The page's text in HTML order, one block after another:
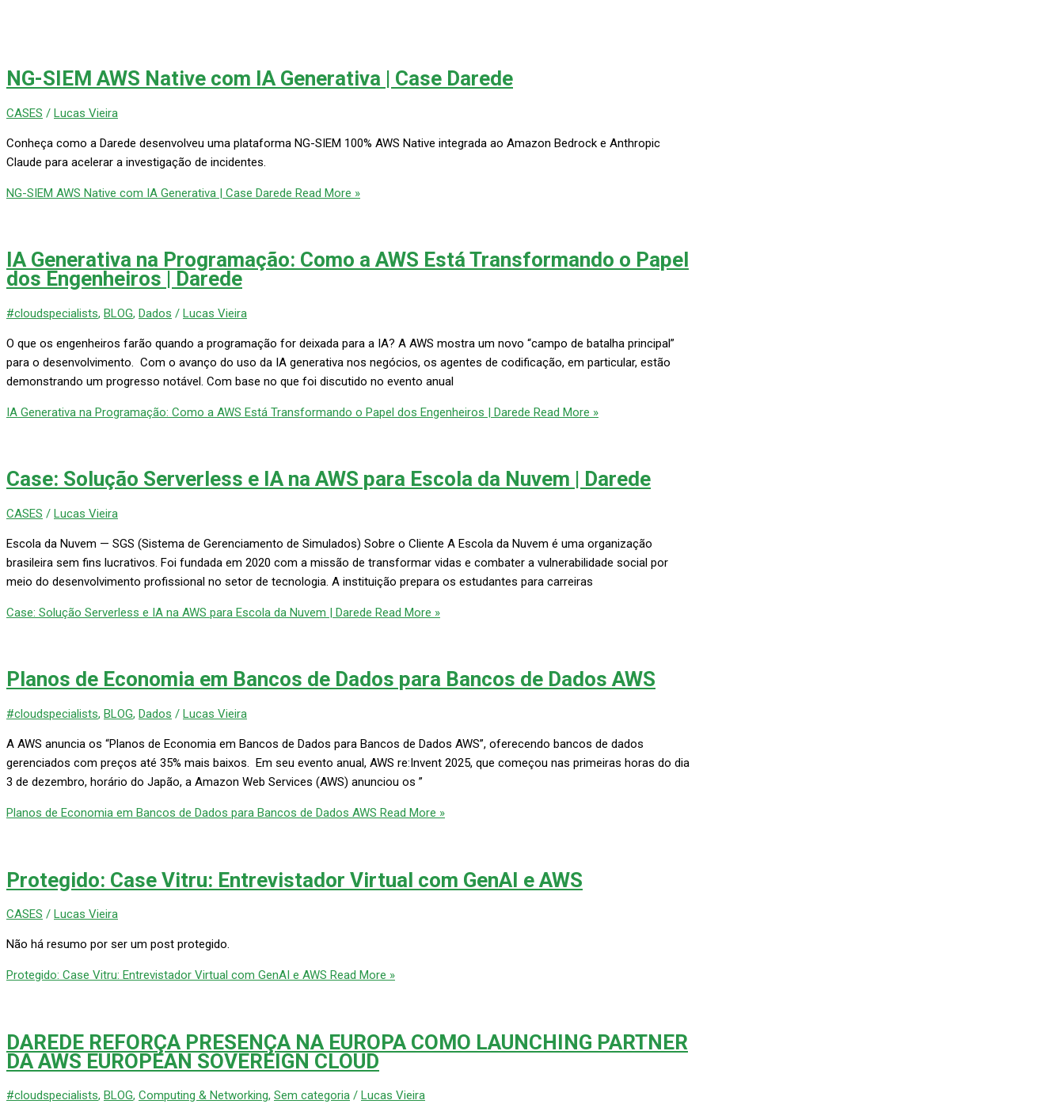
NG-SIEM AWS Native com IA Generativa | Case Darede
CASES / Lucas Vieira
Conheça como a Darede desenvolveu uma plataforma NG-SIEM 100% AWS Native integrada ao Amazon Bedrock e Anthropic
Claude para acelerar a investigação de incidentes.
NG-SIEM AWS Native com IA Generativa | Case Darede Read More »
IA Generativa na Programação: Como a AWS Está Transformando o Papel
dos Engenheiros | Darede
#cloudspecialists, BLOG, Dados / Lucas Vieira
O que os engenheiros farão quando a programação for deixada para a IA? A AWS mostra um novo “campo de batalha principal”
para o desenvolvimento. Com o avanço do uso da IA ​​generativa nos negócios, os agentes de codificação, em particular, estão
demonstrando um progresso notável. Com base no que foi discutido no evento anual
IA Generativa na Programação: Como a AWS Está Transformando o Papel dos Engenheiros | Darede Read More »
Case: Solução Serverless e IA na AWS para Escola da Nuvem | Darede
CASES / Lucas Vieira
Escola da Nuvem — SGS (Sistema de Gerenciamento de Simulados) Sobre o Cliente A Escola da Nuvem é uma organização
brasileira sem fins lucrativos. Foi fundada em 2020 com a missão de transformar vidas e combater a vulnerabilidade social por
meio do desenvolvimento profissional no setor de tecnologia. A instituição prepara os estudantes para carreiras
Case: Solução Serverless e IA na AWS para Escola da Nuvem | Darede Read More »
Planos de Economia em Bancos de Dados para Bancos de Dados AWS
#cloudspecialists, BLOG, Dados / Lucas Vieira
A AWS anuncia os “Planos de Economia em Bancos de Dados para Bancos de Dados AWS”, oferecendo bancos de dados
gerenciados com preços até 35% mais baixos. Em seu evento anual, AWS re:Invent 2025, que começou nas primeiras horas do dia
3 de dezembro, horário do Japão, a Amazon Web Services (AWS) anunciou os ”
Planos de Economia em Bancos de Dados para Bancos de Dados AWS Read More »
Protegido: Case Vitru: Entrevistador Virtual com GenAI e AWS
CASES / Lucas Vieira
Não há resumo por ser um post protegido.
Protegido: Case Vitru: Entrevistador Virtual com GenAI e AWS Read More »
DAREDE REFORÇA PRESENÇA NA EUROPA COMO LAUNCHING PARTNER
DA AWS EUROPEAN SOVEREIGN CLOUD
#cloudspecialists, BLOG, Computing & Networking, Sem categoria / Lucas Vieira